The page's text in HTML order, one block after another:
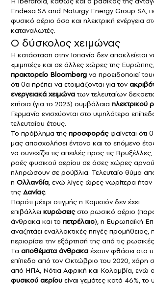
Endesa SA and Naturgy Energy Group SA,
φυσικό αέριο όσο και ηλεκτρική ενέργεια
καταναλωτές.
Ο δύσκολος χειμώνας
Η κατάσταση στην Ισπανία δεν αποκλείεται
«μιμητές» και σε άλλες χώρες της
πρακτορείο Bloomberg να προειδοποιεί
ότι θα πρέπει να ετοιμάζονται για τον
ενεργειακά χειμώνατων τελευταίων
ετήσια (για το 2023) συμβόλαια ηλεκτρικού
Γερμανία ενισχύονται στο υψηλότερο
τελευταίου έτους.
Το πρόβλημα της προσφοράςφαίνεται ότι
μας απασχολήσει έντονα και το επόμενο
να συνεχίζει τις απειλές προς τις
ροές φυσικού αερίου σε όσες χώρες
πληρώσουν σε ρούβλια. Τελευταίο θύμα
η Ολλανδία, ενώ λίγες ώρες νωρίτερα ήταν
της Δανίας.
Παρότι μέχρι στιγμής η Κομισιόν δεν έχει
επιβάλλει κυρώσειςστο ρωσικό αέριο
άνθρακα και το πετρέλαιο), η Ευρωπαϊκή
αναζητάει εναλλακτικές πηγές προμήθειας,
περιορίσει την εξάρτησή της από τις
Τα αποθέματα άνθρακα έχουν φθάσει στο
επίπεδο από τον Οκτώβριο του 2020, χάρη
από ΗΠΑ, Νότια Αφρική και Κολομβία, ενώ
φυσικού αερίου είναι γεμάτες κατά 46%,